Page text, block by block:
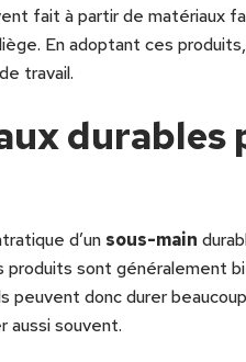
fait à partir de matériaux
En adoptant ces
travail.
durables
d’un sous-main
produits sont généralement
peuvent donc durer
aussi souvent.